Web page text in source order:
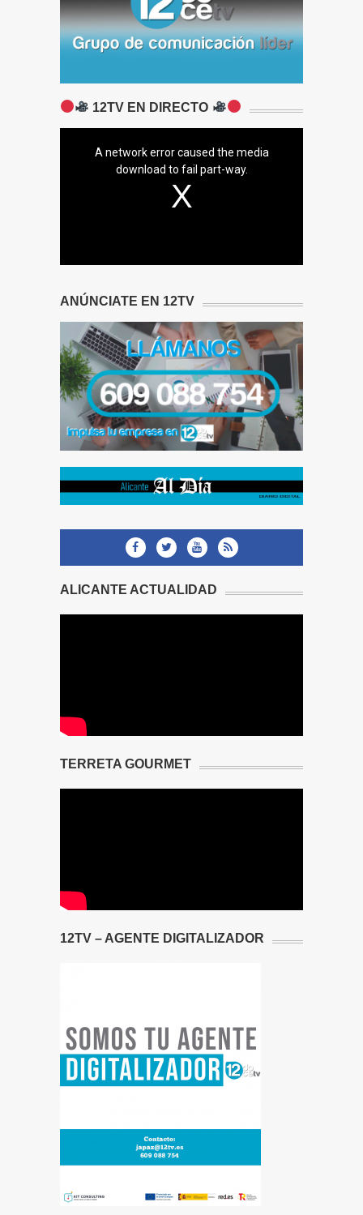
12TV EN DIRECTO
A network error caused the media
download to fail part-way.
ANÚNCIATE EN 12TV
ALICANTE ACTUALIDAD
TERRETA GOURMET
12TV – AGENTE DIGITALIZADOR